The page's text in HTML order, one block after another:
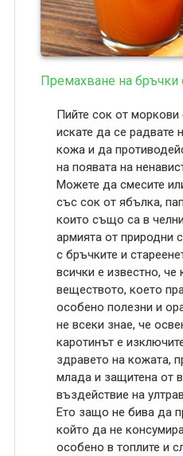
Премахване на
Пийте сок от
искате да се радвате
кожа и да
на появата на
Можете да смесите
със сок от ябълка,
които също са в
армията от природни
с бръчките и
всички е известно, че
веществото, което
особено полезни и
не всеки знае, че
каротинът е
здравето на кожата,
млада и защитена от
въздействие на
Ето защо не бива да
който да не
особено в топлите и